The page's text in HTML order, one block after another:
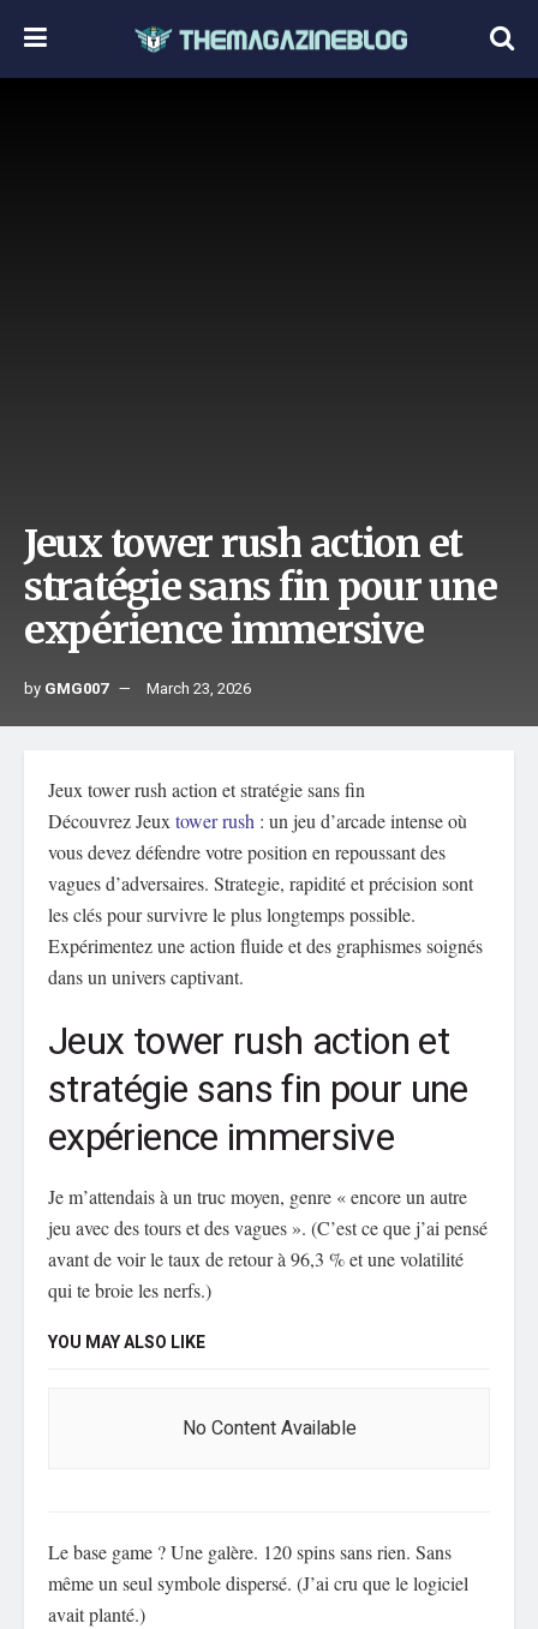
Jeux tower rush action et
stratégie sans fin pour une
expérience immersive
by GMG007 March 23, 2026
Jeux tower rush action et stratégie sans fin
Découvrez Jeux tower rush : un jeu d’arcade intense où
vous devez défendre votre position en repoussant des
vagues d’adversaires. Strategie, rapidité et précision sont
les clés pour survivre le plus longtemps possible.
Expérimentez une action fluide et des graphismes soignés
dans un univers captivant.
Jeux tower rush action et
stratégie sans fin pour une
expérience immersive
Je m’attendais à un truc moyen, genre « encore un autre
jeu avec des tours et des vagues ». (C’est ce que j’ai pensé
avant de voir le taux de retour à 96,3 % et une volatilité
qui te broie les nerfs.)
YOU MAY ALSO LIKE
No Content Available
Le base game ? Une galère. 120 spins sans rien. Sans
même un seul symbole dispersé. (J’ai cru que le logiciel
avait planté.)